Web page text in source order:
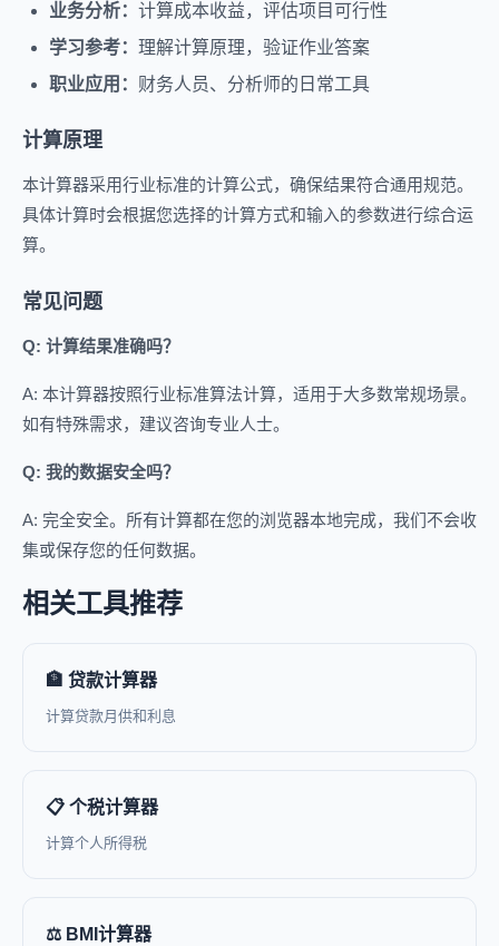
业务分析： 计算成本收益，评估项目可行性
学习参考： 理解计算原理，验证作业答案
职业应用： 财务人员、分析师的日常工具
计算原理
本计算器采用行业标准的计算公式，确保结果符合通用规范。
具体计算时会根据您选择的计算方式和输入的参数进行综合运
算。
常见问题
Q: 计算结果准确吗？
A: 本计算器按照行业标准算法计算，适用于大多数常规场景。
如有特殊需求，建议咨询专业人士。
Q: 我的数据安全吗？
A: 完全安全。所有计算都在您的浏览器本地完成，我们不会收
集或保存您的任何数据。
相关工具推荐
🏦 贷款计算器
计算贷款月供和利息
📋 个税计算器
计算个人所得税
⚖️ BMI计算器